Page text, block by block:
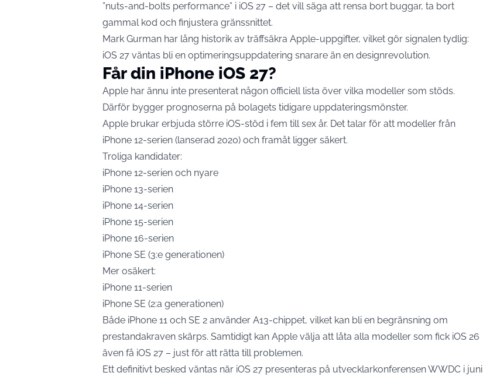
”nuts-and-bolts performance” i iOS 27 – det vill säga att rensa bort buggar, ta bort
gammal kod och finjustera gränssnittet.
Mark Gurman har lång historik av träffsäkra Apple-uppgifter, vilket gör signalen tydlig:
iOS 27 väntas bli en optimeringsuppdatering snarare än en designrevolution.
Får din iPhone iOS 27?
Apple har ännu inte presenterat någon officiell lista över vilka modeller som stöds.
Därför bygger prognoserna på bolagets tidigare uppdateringsmönster.
Apple brukar erbjuda större iOS-stöd i fem till sex år. Det talar för att modeller från
iPhone 12-serien (lanserad 2020) och framåt ligger säkert.
Troliga kandidater:
iPhone 12-serien och nyare
iPhone 13-serien
iPhone 14-serien
iPhone 15-serien
iPhone 16-serien
iPhone SE (3:e generationen)
Mer osäkert:
iPhone 11-serien
iPhone SE (2:a generationen)
Både iPhone 11 och SE 2 använder A13-chippet, vilket kan bli en begränsning om
prestandakraven skärps. Samtidigt kan Apple välja att låta alla modeller som fick iOS 26
även få iOS 27 – just för att rätta till problemen.
Ett definitivt besked väntas när iOS 27 presenteras på utvecklarkonferensen WWDC i juni